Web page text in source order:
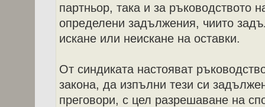
партньор, така и за ръководството
определени задължения, чиито
искане или неискане на оставки.
От синдиката настояват
закона, да изпълни тези си
преговори, с цел разрешаване на